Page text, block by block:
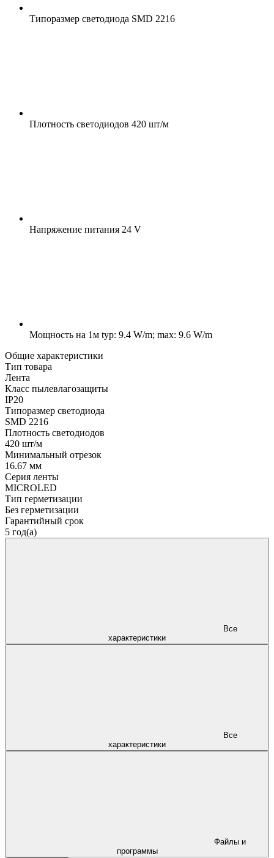
Типоразмер светодиода SMD 2216
Плотность светодиодов 420 шт/м
Напряжение питания 24 V
Мощность на 1м typ: 9.4 W/m; max: 9.6 W/m
Общие характеристики
Тип товара
Лента
Класс пылевлагозащиты
IP20
Типоразмер светодиода
SMD 2216
Плотность светодиодов
420 шт/м
Минимальный отрезок
16.67 мм
Серия ленты
MICROLED
Тип герметизации
Без герметизации
Гарантийный срок
5 год(а)
характеристики
характеристики
программы